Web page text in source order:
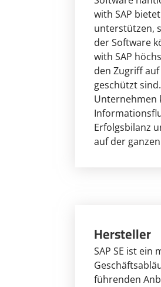
with SAP
unterstützen,
der Software
with SAP
den Zugriff
geschützt
Unternehmen
Erfolgsbilanz
auf der
Hersteller
SAP SE ist
führenden